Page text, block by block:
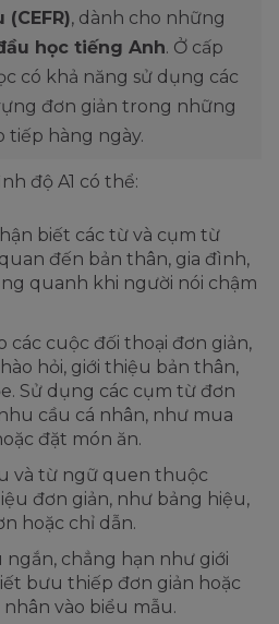
, dành cho những
học tiếng Anh. Ở cấp
có khả năng sử dụng các
đơn giản trong những
hàng ngày.
độ A1 có thể:
biết các từ và cụm từ
đến bản thân, gia đình,
quanh khi người nói chậm
các cuộc đối thoại đơn giản,
hỏi, giới thiệu bản thân,
Sử dụng các cụm từ đơn
cầu cá nhân, như mua
đặt món ăn.
và từ ngữ quen thuộc
đơn giản, như bảng hiệu,
hoặc chỉ dẫn.
ngắn, chẳng hạn như giới
bưu thiếp đơn giản hoặc
vào biểu mẫu.